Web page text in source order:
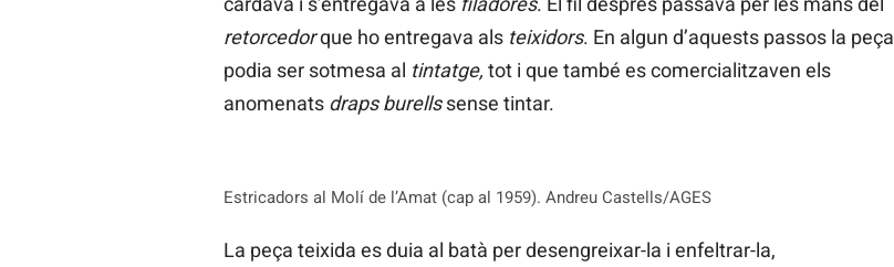
retorcedorque ho entregava als teixidors. En algun d’aquests passos la peça
podia ser sotmesa al tintatge, tot i que també es comercialitzaven els
anomenats draps burellssense tintar.
Estricadors al Molí de l’Amat (cap al 1959). Andreu Castells/AGES
La peça teixida es duia al batà per desengreixar-la i enfeltrar-la,